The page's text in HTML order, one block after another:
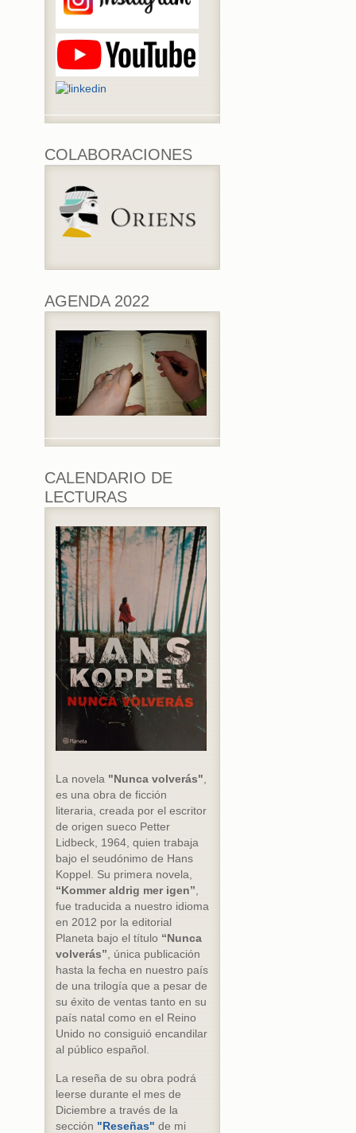
COLABORACIONES
AGENDA 2022
CALENDARIO DE
LECTURAS
La novela "Nunca volverás"
es una obra de ficción
literaria, creada por el escritor
de origen sueco Petter
Lidbeck, 1964, quien trabaja
bajo el seudónimo de Hans
Koppel. Su primera novela,
“Kommer aldrig mer igen”
fue traducida a nuestro idioma
en 2012 por la editorial
Planeta bajo el título “Nunca
volverás” , única publicación
hasta la fecha en nuestro país
de una trilogía que a pesar de
su éxito de ventas tanto en su
país natal como en el Reino
Unido no consiguió encandilar
al público español.
La reseña de su obra podrá
leerse durante el mes de
Diciembre a través de la
sección "Reseñas" de mi